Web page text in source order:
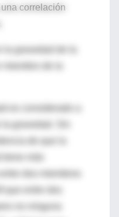
correlación
de que la
que entre dos
no ninguna